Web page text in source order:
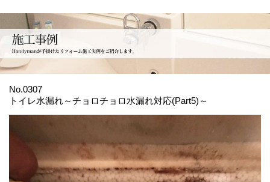
No.0307
トイレ水漏れ～チョロチョロ水漏れ対応(Part5)～